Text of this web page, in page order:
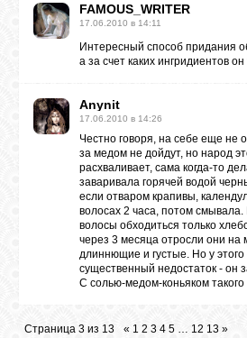
FAMOUS_WRITER
17.06.2010 в 14:11
Интересный способ придания
а за счет каких ингридиентов
Anynit
17.06.2010 в 14:26
Честно говоря, на себе еще не
за медом не дойдут, но народ
расхваливает, сама когда-то
заваривала горячей водой
если отваром крапивы,
волосах 2 часа, потом
волосы обходиться только
через 3 месяца отросли они на
длиннющие и густые. Но у этого
существенный недостаток - он
С солью-медом-коньяком
Страница 3 из 13 « 1 2 3 4 5 … 12 13 »